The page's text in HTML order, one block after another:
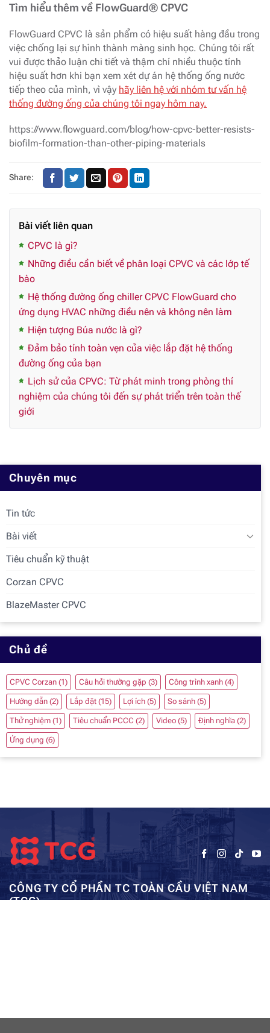
Tìm hiểu thêm về FlowGuard® CPVC
FlowGuard CPVC là sản phẩm có hiệu suất hàng đầu trong
việc chống lại sự hình thành màng sinh học. Chúng tôi rất
vui được thảo luận chi tiết và thậm chí nhiều thuộc tính
hiệu suất hơn khi bạn xem xét dự án hệ thống ống nước
tiếp theo của mình, vì vậy hãy liên hệ với nhóm tư vấn hệ
thống đường ống của chúng tôi ngay hôm nay.
https://www.flowguard.com/blog/how-cpvc-better-resists-
biofilm-formation-than-other-piping-materials
Share:
Bài viết liên quan
CPVC là gì?
Những điều cần biết về phân loại CPVC và các lớp tế
bào
Hệ thống đường ống chiller CPVC FlowGuard cho
ứng dụng HVAC những điều nên và không nên làm
Hiện tượng Búa nước là gì?
Đảm bảo tính toàn vẹn của việc lắp đặt hệ thống
đường ống của bạn
Lịch sử của CPVC: Từ phát minh trong phòng thí
nghiệm của chúng tôi đến sự phát triển trên toàn thế
giới
Chuyên mục
Tin tức
Bài viết
Tiêu chuẩn kỹ thuật
Corzan CPVC
BlazeMaster CPVC
Chủ đề
CPVC Corzan (1) Câu hỏi thường gặp (3) Công trình xanh (4)
Hướng dẫn (2) Lắp đặt (15) Lợi ích (5) So sánh (5)
Thử nghiệm (1) Tiêu chuẩn PCCC (2) Video (5) Định nghĩa (2)
Ứng dụng (6)
CÔNG TY CỔ PHẦN TC TOÀN CẦU VIỆT NAM
(TCG)